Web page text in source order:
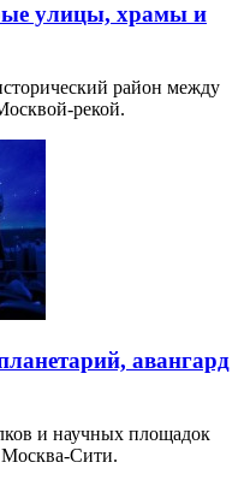
улицы, храмы и
район между
рекой.
авангард
и научных площадок
Москва-Сити.